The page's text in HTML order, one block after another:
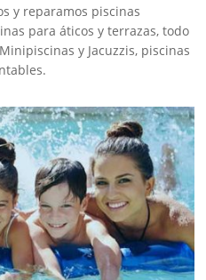
y reparamos piscinas
para áticos y terrazas, todo
y Jacuzzis, piscinas